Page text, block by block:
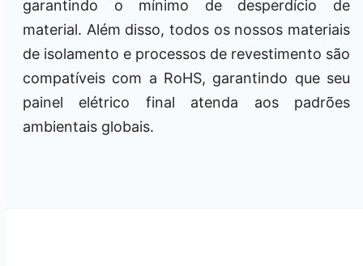
garantindo o mínimo de desperdício de
material. Além disso, todos os nossos materiais
de isolamento e processos de revestimento são
compatíveis com a RoHS, garantindo que seu
painel elétrico final atenda aos padrões
ambientais globais.